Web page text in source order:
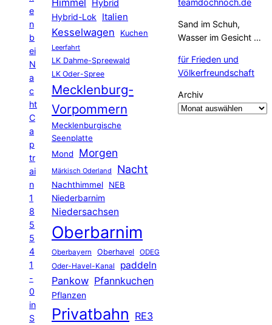
e
n
b
ei
N
a
c
ht
C
a
p
tr
ai
n
1
8
5
5
4
1
-
0
in
S
Hybrid
Hybrid-Lok Italien
Kesselwagen Kuchen
Leerfahrt
LK Dahme-Spreewald
LK Oder-Spree
Mecklenburg-
Vorpommern
Mecklenburgische
Seenplatte
Mond
Morgen
Märkisch Oderland Nacht
Nachthimmel
NEB
Niederbarnim
Niedersachsen
Oberbarnim
Oberbayern Oberhavel ODEG
Oder-Havel-Kanal paddeln
Pankow Pfannkuchen
Pflanzen
Privatbahn RE3
Sand im Schuh,
Wasser im Gesicht …
für Frieden und
Völkerfreundschaft
Archiv